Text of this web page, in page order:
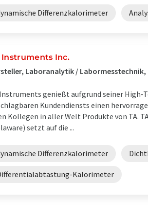
Differenzkalorimeter
Instruments Inc.
Laboranalytik / Labormesstechnik,
genießt aufgrund seiner High-
Kundendiensts einen
Kollegen in aller Welt Produkte von TA.
setzt auf die ...
Differenzkalorimeter
Kalorimeter